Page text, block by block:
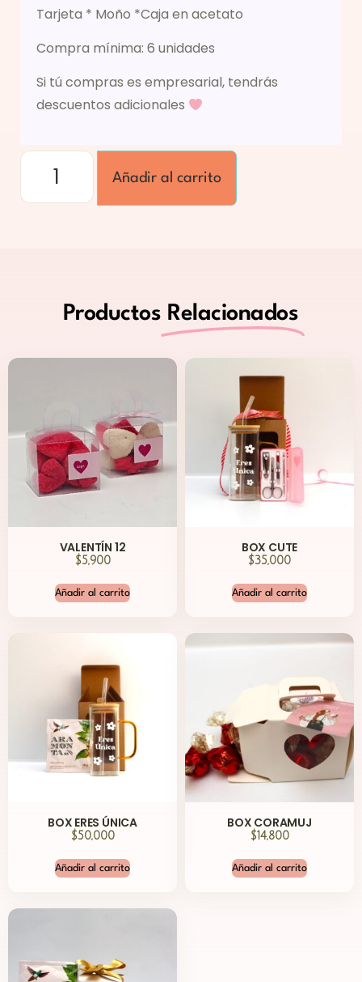
Tarjeta * Moño *Caja en acetato
Compra mínima: 6 unidades
Si tú compras es empresarial, tendrás
descuentos adicionales
Añadir al carrito
Productos Relacionados
VALENTÍN 12
$5,900
Añadir al carrito
BOX CUTE
$35,000
Añadir al carrito
BOX ERES ÚNICA
$50,000
Añadir al carrito
BOX CORAMUJ
$14,800
Añadir al carrito